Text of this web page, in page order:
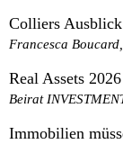
Colliers
Francesca
Real Assets 2026
Beirat
Immobilien